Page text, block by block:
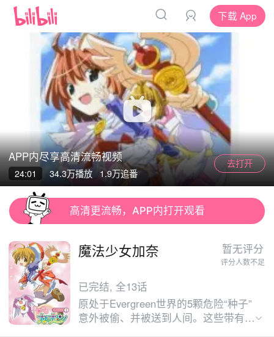
下载 App
清晰度
App App
APP内尽享高清流畅视频
24:01 34.3万播放 1.9万追番
去打开
高清更流畅，APP内打开观看
魔法少女加奈 暂无评分
评分人数不足
已完结, 全13话
原处于Evergreen世界的5颗危险“种子”
意外被偷、并被送到人间。这些带有魔